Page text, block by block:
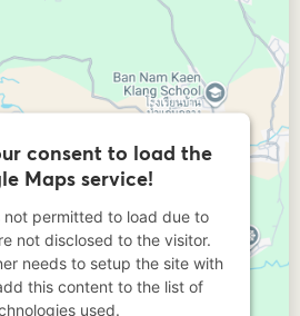
consent to load the
Maps service!
not permitted to load due to
not disclosed to the visitor.
needs to setup the site with
this content to the list of
used.